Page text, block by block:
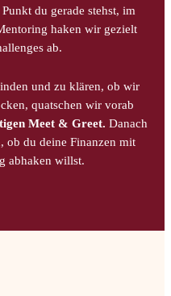
du gerade stehst, im
haken wir gezielt
ab.
und zu klären, ob wir
quatschen wir vorab
Meet & Greet. Danach
ob du deine Finanzen mit
abhaken willst.